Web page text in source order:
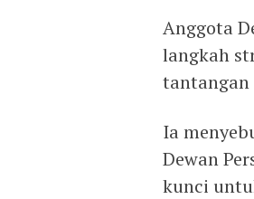
Anggota
langkah
tantangan
Ia
Dewan
kunci